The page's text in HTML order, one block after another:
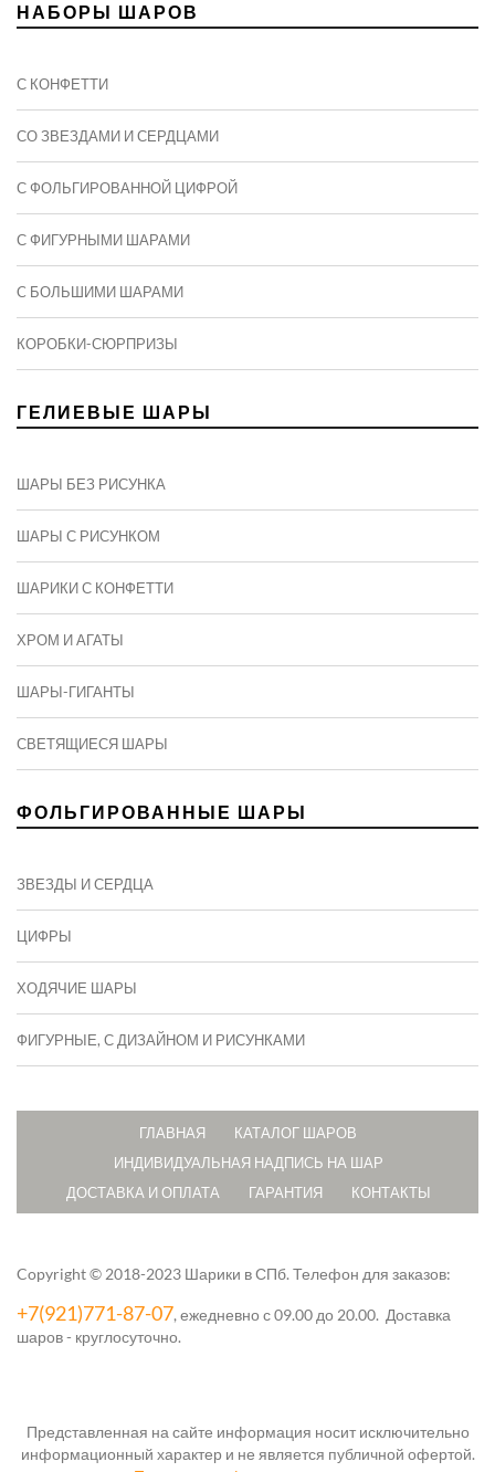
НАБОРЫ ШАРОВ
С КОНФЕТТИ
СО ЗВЕЗДАМИ И СЕРДЦАМИ
С ФОЛЬГИРОВАННОЙ ЦИФРОЙ
С ФИГУРНЫМИ ШАРАМИ
C БОЛЬШИМИ ШАРАМИ
КОРОБКИ-СЮРПРИЗЫ
ГЕЛИЕВЫЕ ШАРЫ
ШАРЫ БЕЗ РИСУНКА
ШАРЫ С РИСУНКОМ
ШАРИКИ С КОНФЕТТИ
ХРОМ И АГАТЫ
ШАРЫ-ГИГАНТЫ
СВЕТЯЩИЕСЯ ШАРЫ
ФОЛЬГИРОВАННЫЕ ШАРЫ
ЗВЕЗДЫ И СЕРДЦА
ЦИФРЫ
ХОДЯЧИЕ ШАРЫ
ФИГУРНЫЕ, С ДИЗАЙНОМ И РИСУНКАМИ
ГЛАВНАЯ
КАТАЛОГ ШАРОВ
ИНДИВИДУАЛЬНАЯ НАДПИСЬ НА ШАР
ДОСТАВКА И ОПЛАТА
ГАРАНТИЯ КОНТАКТЫ
Copyright © 2018-2023 Шарики в СПб.Телефон для заказов:
+7(921)771-87-07, ежедневно с 09.00 до 20.00. Доставка
шаров - круглосуточно.
Представленная на сайте информация носит исключительно
информационный характер и не является публичной офертой.